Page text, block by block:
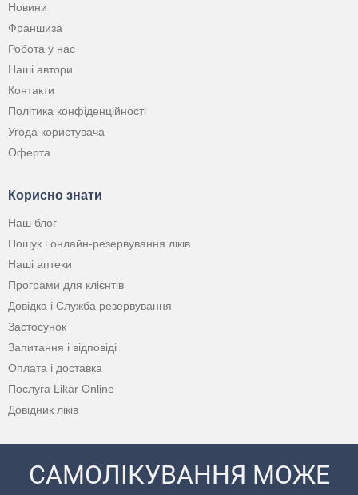
Новини
Франшиза
Робота у нас
Наші автори
Контакти
Політика конфіденційності
Угода користувача
Оферта
Корисно знати
Наш блог
Пошук і онлайн-резервування ліків
Наші аптеки
Програми для клієнтів
Довідка і Служба резервування
Застосунок
Запитання і відповіді
Оплата і доставка
Послуга Likar Online
Довідник ліків
САМОЛІКУВАННЯ МОЖЕ